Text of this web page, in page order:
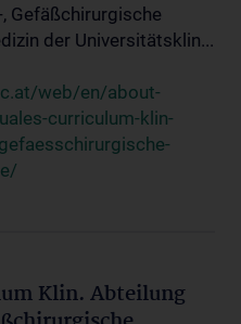
Gefäßchirurgische
der Universitätsklin...
web/en/about-
curriculum-klin-
Klin. Abteilung